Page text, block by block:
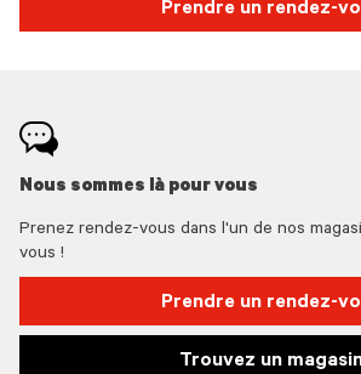
Prendre un rendez-
Nous sommes là pour vous
Prenez rendez-vous dans l'un de nos
vous !
Prendre un rendez-
Trouvez un